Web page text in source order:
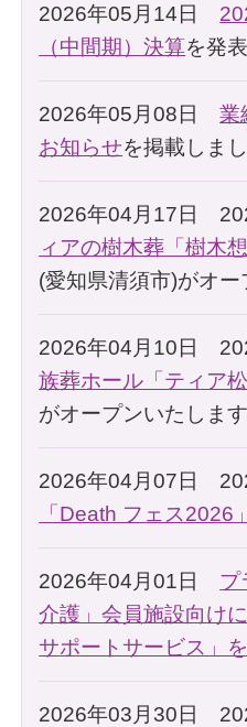
2026年05月14日
（中間期）決算を発
2026年05月08日業
お知らせを掲載しまし
2026年04月17日
ィアの樹木葬「樹木
(愛知県清須市)がオー
2026年04月10日
族葬ホール「ティア松
がオープンいたします
2026年04月07日
「Death フェス2026」
2026年04月01日 プ
介護」会員施設向け
サポートサービス」
2026年03月30日